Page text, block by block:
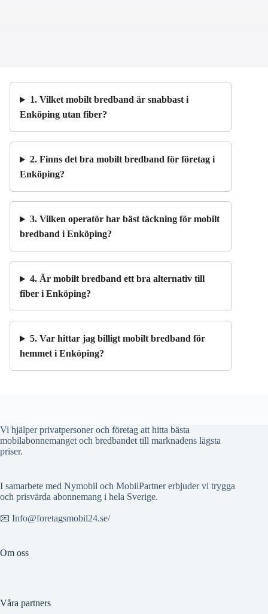
1. Vilket mobilt bredband är snabbast i
Enköping utan fiber?
2. Finns det bra mobilt bredband för företag i
Enköping?
3. Vilken operatör har bäst täckning för mobilt
bredband i Enköping?
4. Är mobilt bredband ett bra alternativ till
fiber i Enköping?
5. Var hittar jag billigt mobilt bredband för
hemmet i Enköping?
Vi hjälper privatpersoner och företag att hitta bästa
mobilabonnemanget och bredbandet till marknadens lägsta
priser.
I samarbete med Nymobil och MobilPartner erbjuder vi trygga
och prisvärda abonnemang i hela Sverige.
📧 Info@foretagsmobil24.se/
Om oss
Våra partners